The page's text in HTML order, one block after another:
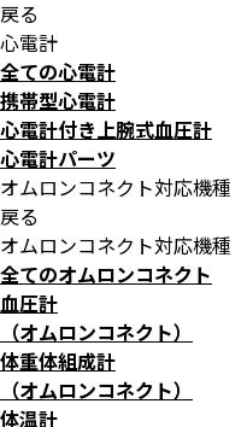
戻る
心電計
全ての心電計
携帯型心電計
心電計付き上腕式血圧計
心電計パーツ
オムロンコネクト対応機種
戻る
オムロンコネクト対応機種
全てのオムロンコネクト
血圧計
（オムロンコネクト）
体重体組成計
（オムロンコネクト）
体温計